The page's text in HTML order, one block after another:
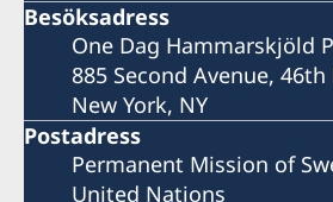
Besöksadress
One Dag Hammarskjöld
885 Second Avenue, 46th
New York, NY
Postadress
Permanent Mission of
United Nations